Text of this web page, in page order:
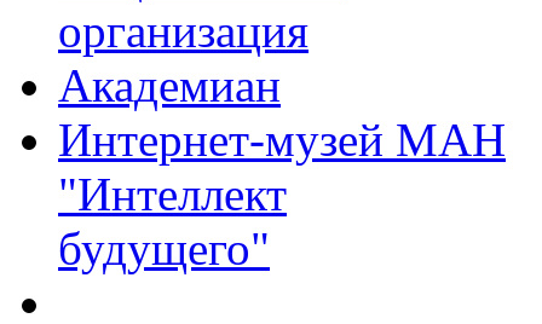
организация
Академиан
Интернет-музей МАН
"Интеллект
будущего"